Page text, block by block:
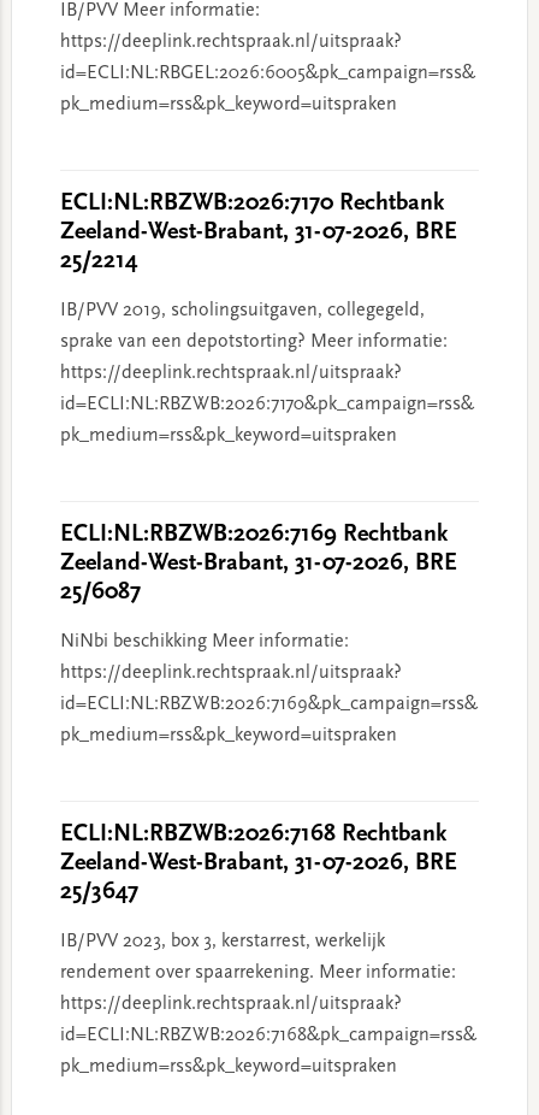
IB/PVV Meer informatie:
https://deeplink.rechtspraak.nl/uitspraak?
id=ECLI:NL:RBGEL:2026:6005&pk_campaign=rss&
pk_medium=rss&pk_keyword=uitspraken
ECLI:NL:RBZWB:2026:7170 Rechtbank
Zeeland-West-Brabant, 31-07-2026, BRE
25/2214
IB/PVV 2019, scholingsuitgaven, collegegeld,
sprake van een depotstorting? Meer informatie:
https://deeplink.rechtspraak.nl/uitspraak?
id=ECLI:NL:RBZWB:2026:7170&pk_campaign=rss&
pk_medium=rss&pk_keyword=uitspraken
ECLI:NL:RBZWB:2026:7169 Rechtbank
Zeeland-West-Brabant, 31-07-2026, BRE
25/6087
NiNbi beschikking Meer informatie:
https://deeplink.rechtspraak.nl/uitspraak?
id=ECLI:NL:RBZWB:2026:7169&pk_campaign=rss&
pk_medium=rss&pk_keyword=uitspraken
ECLI:NL:RBZWB:2026:7168 Rechtbank
Zeeland-West-Brabant, 31-07-2026, BRE
25/3647
IB/PVV 2023, box 3, kerstarrest, werkelijk
rendement over spaarrekening. Meer informatie:
https://deeplink.rechtspraak.nl/uitspraak?
id=ECLI:NL:RBZWB:2026:7168&pk_campaign=rss&
pk_medium=rss&pk_keyword=uitspraken